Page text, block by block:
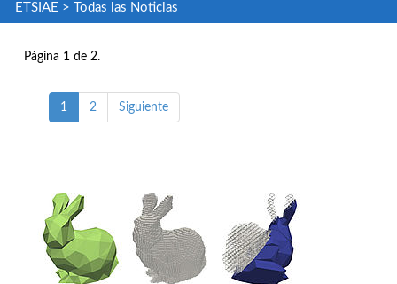
ETSIAE > Todas las Noticias
Página 1 de 2.
1 2 Siguiente